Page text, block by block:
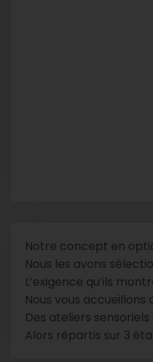
Notre concept en
Nous les avons
L’exigence qu’ils
Nous vous
Des ateliers
Alors répartis sur 3